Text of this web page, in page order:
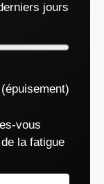
jours
vous
la fatigue